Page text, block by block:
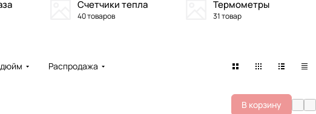
Счетчики тепла
40 товаров
Термометры
31 товар
Распродажа
В корзину